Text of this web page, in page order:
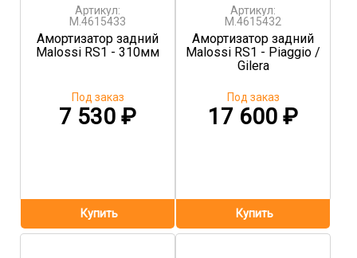
Артикул:
M.4615433
Амортизатор задний
Malossi RS1 - 310мм
7 530 ₽
Под заказ
Артикул:
M.4615432
Амортизатор задний
Malossi RS1 - Piaggio /
Gilera
17 600₽
Под заказ